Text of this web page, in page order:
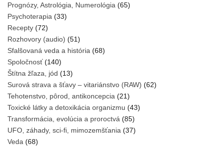
Prognózy, Astrológia, Numerológia (65)
Psychoterapia (33)
Recepty (72)
Rozhovory (audio) (51)
Sfalšovaná veda a história (68)
Spoločnosť(140)
Štítna žľaza, jód (13)
Surová strava a šťavy – vitariánstvo (RAW) (62)
Tehotenstvo, pôrod, antikoncepcia (21)
Toxické látky a detoxikácia organizmu (43)
Transformácia, evolúcia a proroctvá (85)
UFO, záhady, sci-fi, mimozemšťania (37)
Veda (68)